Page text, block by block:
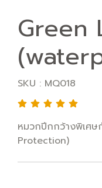
Green
SKU : MQ018
หมวกปีกกว้างพิเศ
Protection)